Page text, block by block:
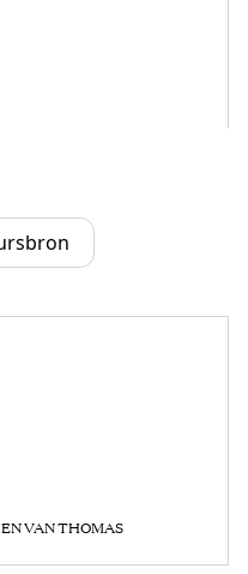
VAN THOMAS